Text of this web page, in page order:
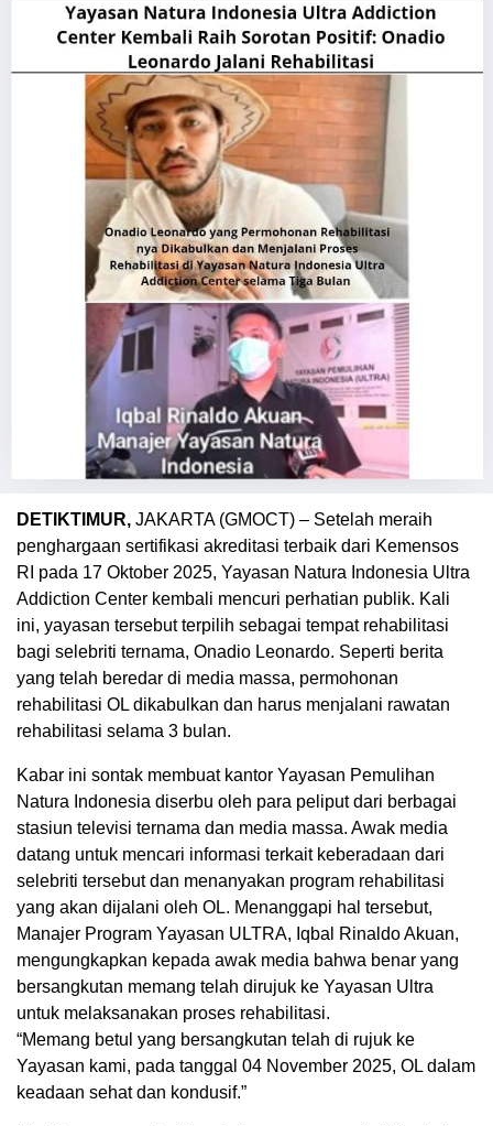
DETIKTIMUR, JAKARTA (GMOCT) – Setelah meraih
penghargaan sertifikasi akreditasi terbaik dari Kemensos
RI pada 17 Oktober 2025, Yayasan Natura Indonesia Ultra
Addiction Center kembali mencuri perhatian publik. Kali
ini, yayasan tersebut terpilih sebagai tempat rehabilitasi
bagi selebriti ternama, Onadio Leonardo. Seperti berita
yang telah beredar di media massa, permohonan
rehabilitasi OL dikabulkan dan harus menjalani rawatan
rehabilitasi selama 3 bulan.
Kabar ini sontak membuat kantor Yayasan Pemulihan
Natura Indonesia diserbu oleh para peliput dari berbagai
stasiun televisi ternama dan media massa. Awak media
datang untuk mencari informasi terkait keberadaan dari
selebriti tersebut dan menanyakan program rehabilitasi
yang akan dijalani oleh OL. Menanggapi hal tersebut,
Manajer Program Yayasan ULTRA, Iqbal Rinaldo Akuan,
mengungkapkan kepada awak media bahwa benar yang
bersangkutan memang telah dirujuk ke Yayasan Ultra
untuk melaksanakan proses rehabilitasi.
“Memang betul yang bersangkutan telah di rujuk ke
Yayasan kami, pada tanggal 04 November 2025, OL dalam
keadaan sehat dan kondusif.”